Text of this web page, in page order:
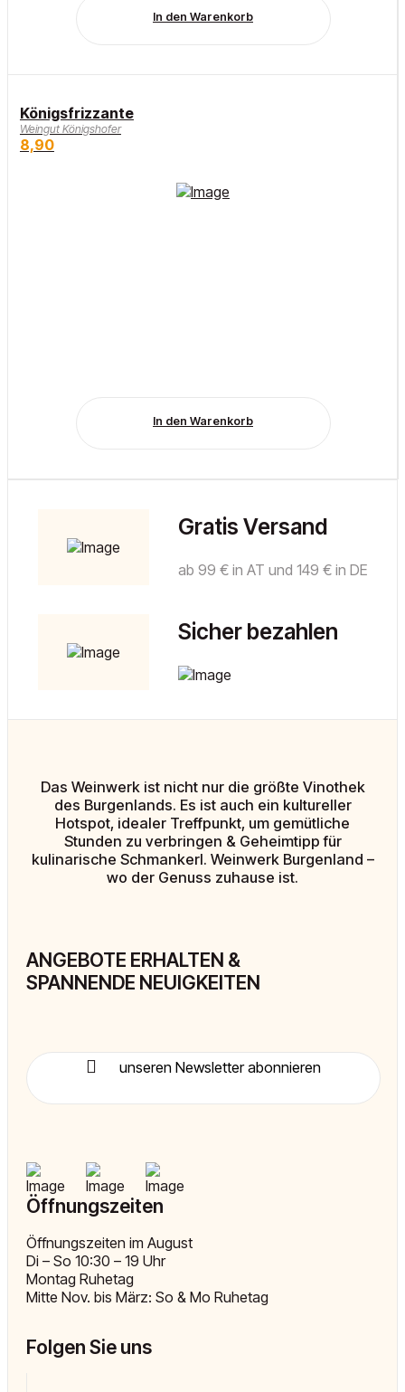
In den Warenkorb
Königsfrizzante
Weingut Königshofer
8,90
In den Warenkorb
Gratis Versand
ab 99 € in AT und 149 € in DE
Sicher bezahlen
Das Weinwerk ist nicht nur die größte Vinothek
des Burgenlands. Es ist auch ein kultureller
Hotspot, idealer Treffpunkt, um gemütliche
Stunden zu verbringen & Geheimtipp für
kulinarische Schmankerl. Weinwerk Burgenland –
wo der Genuss zuhause ist.
ANGEBOTE ERHALTEN &
SPANNENDE NEUIGKEITEN
unseren Newsletter abonnieren
Öffnungszeiten
Öffnungszeiten im August
Di – So 10:30 – 19 Uhr
Montag Ruhetag
Mitte Nov. bis März: So & Mo Ruhetag
Folgen Sie uns